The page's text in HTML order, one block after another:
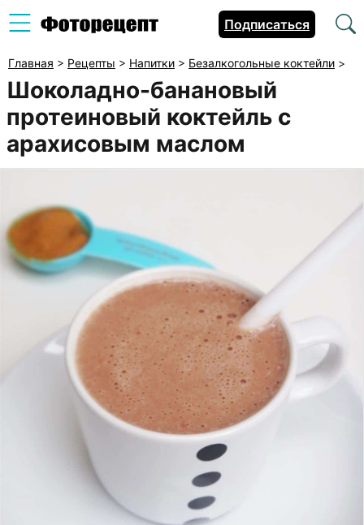
Подписаться
Главная > Рецепты > Напитки > Безалкогольные коктейли >
Шоколадно-банановый
протеиновый коктейль с
арахисовым маслом